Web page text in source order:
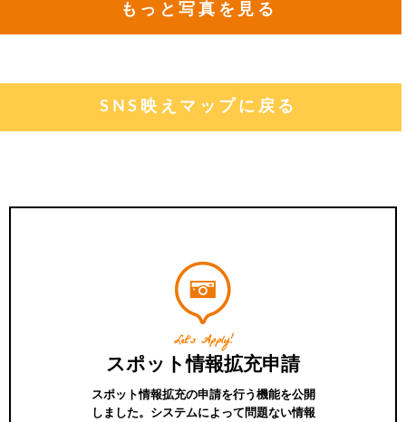
もっと写真を見る
SNS映えマップに戻る
Let's Apply!
スポット情報拡充申請
スポット情報拡充の申請を行う機能を公開
しました。システムによって問題ない情報